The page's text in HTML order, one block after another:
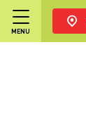
MENU